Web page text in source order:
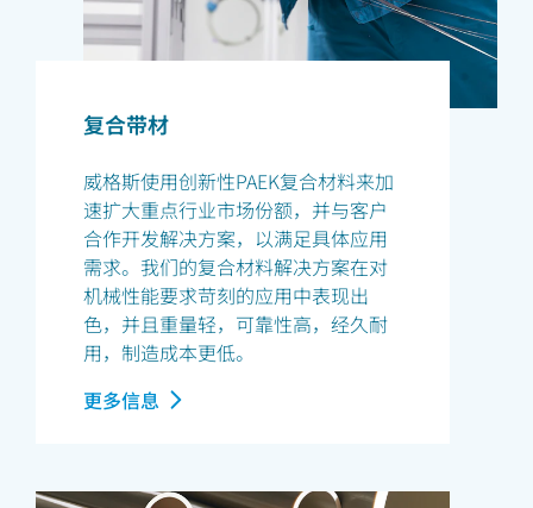
复合带材
威格斯使用创新性PAEK复合材料来加
速扩大重点行业市场份额，并与客户
合作开发解决方案，以满足具体应用
需求。我们的复合材料解决方案在对
机械性能要求苛刻的应用中表现出
色，并且重量轻，可靠性高，经久耐
用，制造成本更低。
更多信息